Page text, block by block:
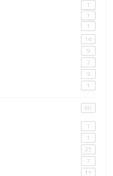
1
1
1
14
9
2
9
1
60
1
1
25
7
11